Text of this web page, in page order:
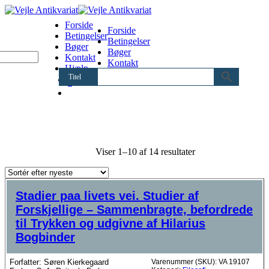
Titel
Forside
Betingelser
Bøger
Kontakt
Hjælp
Forside
Betingelser
Bøger
Kontakt
Viser 1–10 af 14 resultaterSorteret
Stadier paa livets vei. Studier af
Forskjellige – Sammenbragte, befordrede
til Trykken og udgivne af Hilarius
Bogbinder
Forfatter: Søren Kierkegaard
Varenummer (SKU): VA 19107